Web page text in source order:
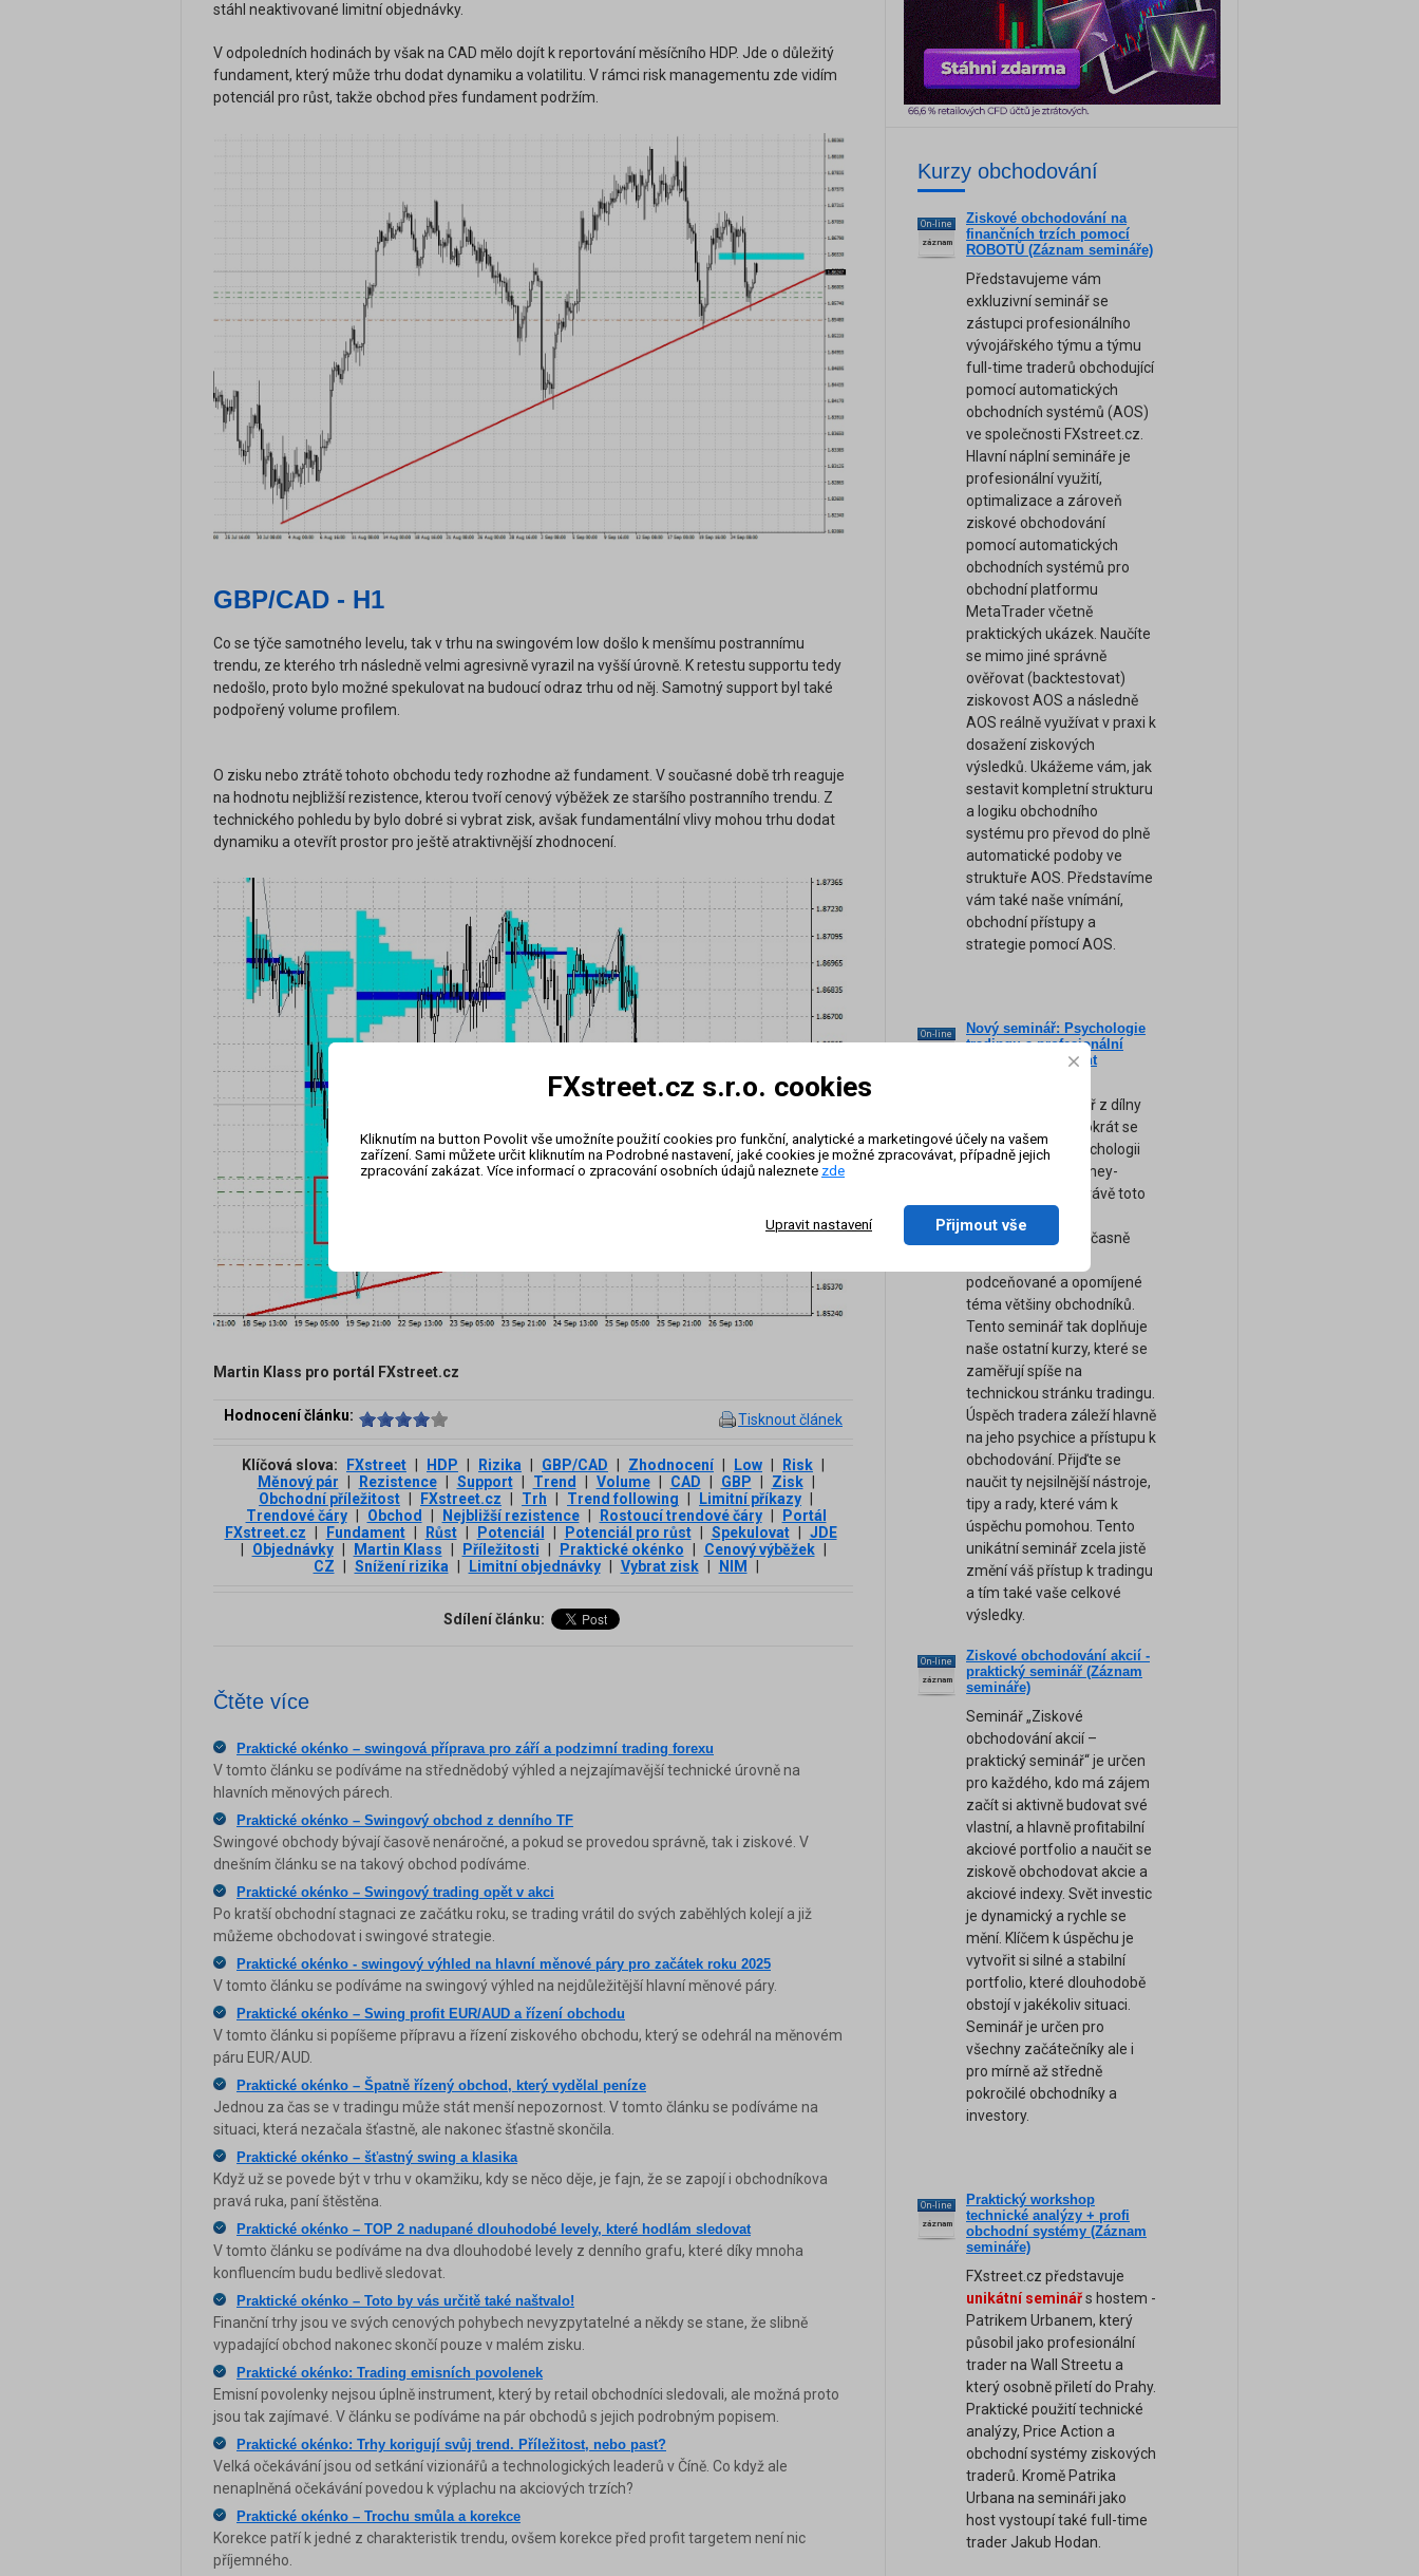
stáhl neaktivované limitní objednávky.
V odpoledních hodinách by však na CAD mělo dojít k reportování měsíčního HDP. Jde o důležitý
fundament, který může trhu dodat dynamiku a volatilitu. V rámci risk managementu zde vidím
potenciál pro růst, takže obchod přes fundament podržím.
GBP/CAD - H1
Co se týče samotného levelu, tak v trhu na swingovém low došlo k menšímu postrannímu
trendu, ze kterého trh následně velmi agresivně vyrazil na vyšší úrovně. K retestu supportu tedy
nedošlo, proto bylo možné spekulovat na budoucí odraz trhu od něj. Samotný support byl také
podpořený volume profilem.
O zisku nebo ztrátě tohoto obchodu tedy rozhodne až fundament. V současné době trh reaguje
na hodnotu nejbližší rezistence, kterou tvoří cenový výběžek ze staršího postranního trendu. Z
technického pohledu by bylo dobré si vybrat zisk, avšak fundamentální vlivy mohou trhu dodat
dynamiku a otevřít prostor pro ještě atraktivnější zhodnocení.
Martin Klass pro portál FXstreet.cz
Hodnocení článku: Tisknout článek
Klíčová slova: FXstreet HDP Rizika GBP/CAD Zhodnocení Low Risk
Měnový pár
Rezistence Support Trend Volume CAD GBP Zisk
Obchodní příležitost
FXstreet.cz Trh Trend following Limitní příkazy
Trendové čáry
Obchod Nejbližší rezistence Rostoucí trendové čáry
Portál
FXstreet.cz
Fundament Růst Potenciál Potenciál pro růst Spekulovat
JDE
Objednávky Martin Klass Příležitosti Praktické okénko Cenový výběžek
CZ
Snížení rizika Limitní objednávky Vybrat zisk NIM
Sdílení článku:
Čtěte více
Praktické okénko – swingová příprava pro září a podzimní trading forexu
V tomto článku se podíváme na střednědobý výhled a nejzajímavější technické úrovně na
hlavních měnových párech.
Praktické okénko – Swingový obchod z denního TF
Swingové obchody bývají časově nenáročné, a pokud se provedou správně, tak i ziskové. V
dnešním článku se na takový obchod podíváme.
Praktické okénko – Swingový trading opět v akci
Po kratší obchodní stagnaci ze začátku roku, se trading vrátil do svých zaběhlých kolejí a již
můžeme obchodovat i swingové strategie.
Praktické okénko - swingový výhled na hlavní měnové páry pro začátek roku 2025
V tomto článku se podíváme na swingový výhled na nejdůležitější hlavní měnové páry.
Praktické okénko – Swing profit EUR/AUD a řízení obchodu
V tomto článku si popíšeme přípravu a řízení ziskového obchodu, který se odehrál na měnovém
páru EUR/AUD.
Praktické okénko – Špatně řízený obchod, který vydělal peníze
Jednou za čas se v tradingu může stát menší nepozornost. V tomto článku se podíváme na
situaci, která nezačala šťastně, ale nakonec šťastně skončila.
Praktické okénko – šťastný swing a klasika
Když už se povede být v trhu v okamžiku, kdy se něco děje, je fajn, že se zapojí i obchodníkova
pravá ruka, paní štěstěna.
Praktické okénko – TOP 2 nadupané dlouhodobé levely, které hodlám sledovat
V tomto článku se podíváme na dva dlouhodobé levely z denního grafu, které díky mnoha
konfluencím budu bedlivě sledovat.
Praktické okénko – Toto by vás určitě také naštvalo!
Finanční trhy jsou ve svých cenových pohybech nevyzpytatelné a někdy se stane, že slibně
vypadající obchod nakonec skončí pouze v malém zisku.
Praktické okénko: Trading emisních povolenek
Emisní povolenky nejsou úplně instrument, který by retail obchodníci sledovali, ale možná proto
jsou tak zajímavé. V článku se podíváme na pár obchodů s jejich podrobným popisem.
Praktické okénko: Trhy korigují svůj trend. Příležitost, nebo past?
Velká očekávání jsou od setkání vizionářů a technologických leaderů v Číně. Co když ale
nenaplněná očekávání povedou k výplachu na akciových trzích?
Praktické okénko – Trochu smůla a korekce
Korekce patří k jedné z charakteristik trendu, ovšem korekce před profit targetem není nic
příjemného.
Kurzy obchodování
On-line
záznam
Ziskové obchodování na
finančních trzích pomocí
ROBOTŮ (Záznam semináře)
Představujeme vám
exkluzivní seminář se
zástupci profesionálního
vývojářského týmu a týmu
full-time traderů obchodující
pomocí automatických
obchodních systémů (AOS)
ve společnosti FXstreet.cz.
Hlavní náplní semináře je
profesionální využití,
optimalizace a zároveň
ziskové obchodování
pomocí automatických
obchodních systémů pro
obchodní platformu
MetaTrader včetně
praktických ukázek. Naučíte
se mimo jiné správně
ověřovat (backtestovat)
ziskovost AOS a následně
AOS reálně využívat v praxi k
dosažení ziskových
výsledků. Ukážeme vám, jak
sestavit kompletní strukturu
a logiku obchodního
systému pro převod do plně
automatické podoby ve
struktuře AOS. Představíme
vám také naše vnímání,
obchodní přístupy a
strategie pomocí AOS.
On-line
Nový seminář: Psychologie
tradingu a profesionální
Money-Management
Zcela nový seminář z dílny
FXstreet.cz a tentokrát se
zaměřením na psychologii
obchodování a money-
management. A právě toto
téma je naprosto
nejdůležitější a současně
podceňované a opomíjené
téma většiny obchodníků.
Tento seminář tak doplňuje
naše ostatní kurzy, které se
zaměřují spíše na
technickou stránku tradingu.
Úspěch tradera záleží hlavně
na jeho psychice a přístupu k
obchodování. Přijďte se
naučit ty nejsilnější nástroje,
tipy a rady, které vám k
úspěchu pomohou. Tento
unikátní seminář zcela jistě
změní váš přístup k tradingu
a tím také vaše celkové
výsledky.
On-line
záznam
Ziskové obchodování akcií -
praktický seminář (Záznam
semináře)
Seminář „Ziskové
obchodování akcií –
praktický seminář“ je určen
pro každého, kdo má zájem
začít si aktivně budovat své
vlastní, a hlavně profitabilní
akciové portfolio a naučit se
ziskově obchodovat akcie a
akciové indexy. Svět investic
je dynamický a rychle se
mění. Klíčem k úspěchu je
vytvořit si silné a stabilní
portfolio, které dlouhodobě
obstojí v jakékoliv situaci.
Seminář je určen pro
všechny začátečníky ale i
pro mírně až středně
pokročilé obchodníky a
investory.
On-line
záznam
Praktický workshop
technické analýzy + profi
obchodní systémy (Záznam
semináře)
FXstreet.cz představuje
unikátní seminářs hostem -
Patrikem Urbanem, který
působil jako profesionální
trader na Wall Streetu a
který osobně přiletí do Prahy.
Praktické použití technické
analýzy, Price Action a
obchodní systémy ziskových
traderů. Kromě Patrika
Urbana na semináři jako
host vystoupí také full-time
trader Jakub Hodan.
FXstreet.cz s.r.o. cookies
Kliknutím na button Povolit vše umožníte použití cookies pro funkční, analytické a marketingové účely na vašem
zařízení. Sami můžete určit kliknutím na Podrobné nastavení, jaké cookies je možné zpracovávat, případně jejich
zpracování zakázat. Více informací o zpracování osobních údajů naleznete zde
Upravit nastavení Přijmout vše